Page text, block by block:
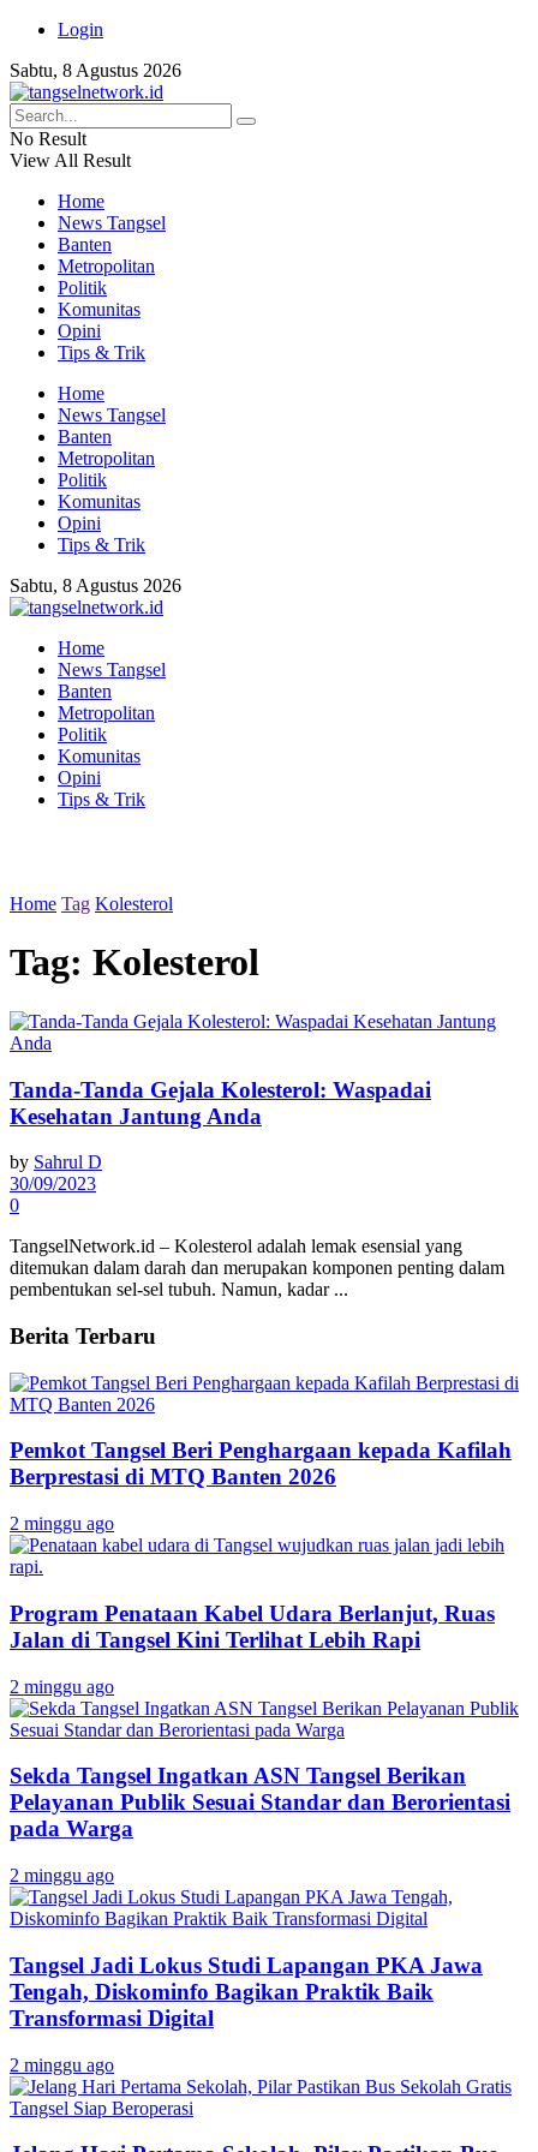
Login
Sabtu, 8 Agustus 2026
No Result
View All Result
Home
News Tangsel
Banten
Metropolitan
Politik
Komunitas
Opini
Tips & Trik
Home
News Tangsel
Banten
Metropolitan
Politik
Komunitas
Opini
Tips & Trik
Sabtu, 8 Agustus 2026
Home
News Tangsel
Banten
Metropolitan
Politik
Komunitas
Opini
Tips & Trik
Home Tag Kolesterol
Tag: Kolesterol
Tanda-Tanda Gejala Kolesterol: Waspadai
Kesehatan Jantung Anda
by Sahrul D
30/09/2023
0
TangselNetwork.id – Kolesterol adalah lemak esensial yang
ditemukan dalam darah dan merupakan komponen penting dalam
pembentukan sel-sel tubuh. Namun, kadar ...
Berita Terbaru
Pemkot Tangsel Beri Penghargaan kepada Kafilah
Berprestasi di MTQ Banten 2026
2 minggu ago
Program Penataan Kabel Udara Berlanjut, Ruas
Jalan di Tangsel Kini Terlihat Lebih Rapi
2 minggu ago
Sekda Tangsel Ingatkan ASN Tangsel Berikan
Pelayanan Publik Sesuai Standar dan Berorientasi
pada Warga
2 minggu ago
Tangsel Jadi Lokus Studi Lapangan PKA Jawa
Tengah, Diskominfo Bagikan Praktik Baik
Transformasi Digital
2 minggu ago